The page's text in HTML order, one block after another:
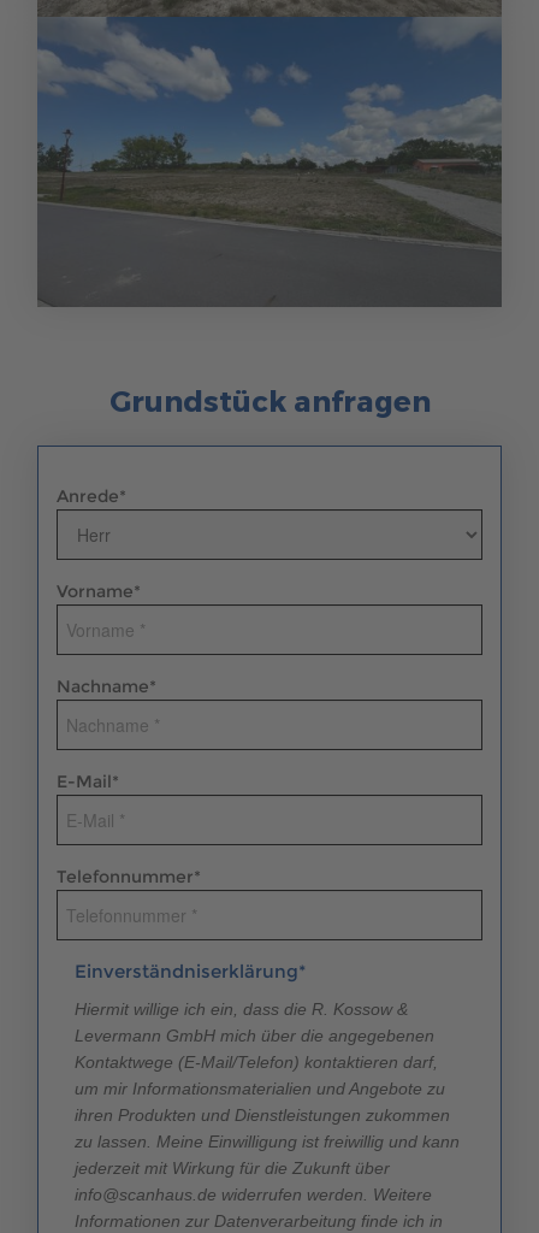
Grundstück anfragen
Anrede*
Vorname*
Nachname*
E-Mail*
Telefonnummer*
Einverständniserklärung*
Hiermit willige ich ein, dass die R. Kossow &
Levermann GmbH mich über die angegebenen
Kontaktwege (E-Mail/Telefon) kontaktieren darf,
um mir Informationsmaterialien und Angebote zu
ihren Produkten und Dienstleistungen zukommen
zu lassen. Meine Einwilligung ist freiwillig und kann
jederzeit mit Wirkung für die Zukunft über
info@scanhaus.de widerrufen werden. Weitere
Informationen zur Datenverarbeitung finde ich in